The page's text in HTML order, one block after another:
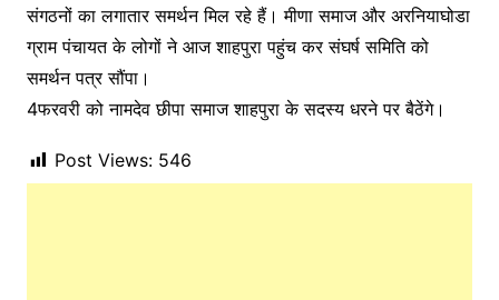
संगठनों का लगातार समर्थन मिल रहे हैं। मीणा समाज और अरनियाघोडा
ग्राम पंचायत के लोगों ने आज शाहपुरा पहुंच कर संघर्ष समिति को
समर्थन पत्र सौंपा।
4फरवरी को नामदेव छीपा समाज शाहपुरा के सदस्य धरने पर बैठेंगे।
Post Views: 546